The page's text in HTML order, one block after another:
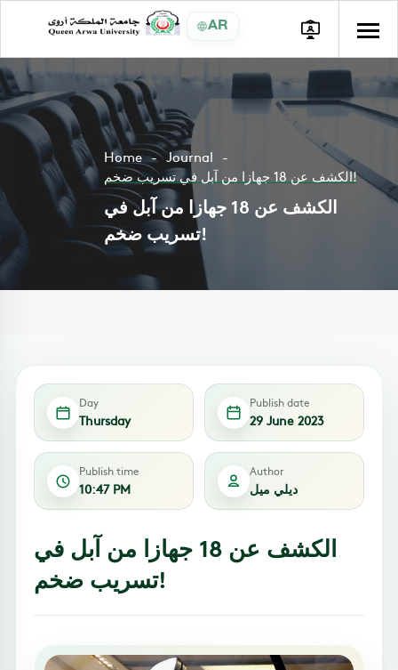
AR
Home
Journal
الكشف عن 18 جهازا من آبل في تسريب ضخم!
الكشف عن 18 جهازا من آبل في
تسريب ضخم!
Day
Thursday
Publish date
29 June 2023
Publish time
10:47 PM
Author
ديلي ميل
الكشف عن 18 جهازا من آبل في
تسريب ضخم!